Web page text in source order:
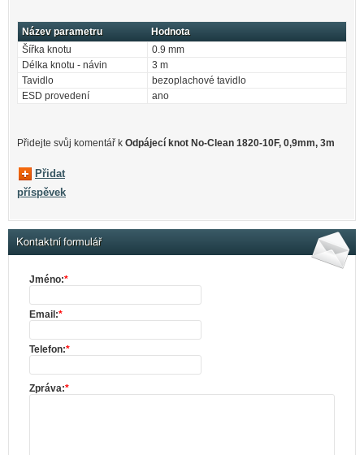
Název parametru
Hodnota
Šířka knotu
0.9 mm
Délka knotu - návin
3 m
Tavidlo
bezoplachové tavidlo
ESD provedení
ano
Přidejte svůj komentář k Odpájecí knot No-Clean 1820-10F, 0,9mm, 3m
Přidat
příspěvek
Kontaktní formulář
Jméno:*
Email:*
Telefon:*
Zpráva:*